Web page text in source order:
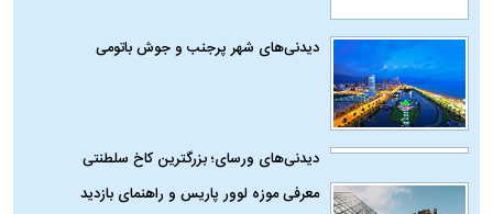
دیدنی‌های شهر پرجنب و جوش باتومی
دیدنی‌های ورسای؛ بزرگترین کاخ سلطنتی
معرفی موزه لوور پاریس و راهنمای بازدید